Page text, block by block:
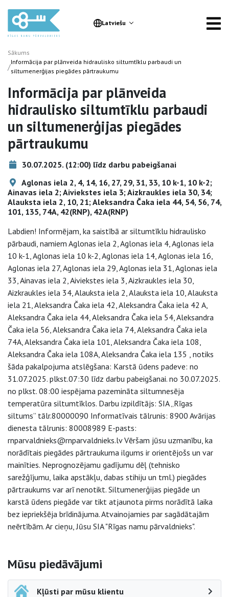
Latviešu
Sākums
/Informācija par plānveida hidraulisko siltumtīklu parbaudi un
siltumenerģijas piegādes pārtraukumu
Informācija par plānveida
hidraulisko siltumtīklu parbaudi
un siltumenerģijas piegādes
pārtraukumu
30.07.2025. (12:00) līdz darbu pabeigšanai
Aglonas iela 2, 4, 14, 16, 27, 29, 31, 33, 10 k-1, 10 k-2;
Ainavas iela 2; Aiviekstes iela 3; Aizkraukles iela 30, 34;
Alauksta iela 2, 10, 21; Aleksandra Čaka iela 44, 54, 56, 74,
101, 135, 74A, 42(RNP), 42A(RNP)
Labdien! Informējam, ka saistībā ar siltumtīklu hidraulisko
pārbaudi, namiem Aglonas iela 2, Aglonas iela 4, Aglonas iela
10 k-1, Aglonas iela 10 k-2, Aglonas iela 14, Aglonas iela 16,
Aglonas iela 27, Aglonas iela 29, Aglonas iela 31, Aglonas iela
33, Ainavas iela 2, Aiviekstes iela 3, Aizkraukles iela 30,
Aizkraukles iela 34, Alauksta iela 2, Alauksta iela 10, Alauksta
iela 21, Aleksandra Čaka iela 42, Aleksandra Čaka iela 42 A,
Aleksandra Čaka iela 44, Aleksandra Čaka iela 54, Aleksandra
Čaka iela 56, Aleksandra Čaka iela 74, Aleksandra Čaka iela
74A, Aleksandra Čaka iela 101, Aleksandra Čaka iela 108,
Aleksandra Čaka iela 108A, Aleksandra Čaka iela 135 , notiks
šāda pakalpojuma atslēgšana: Karstā ūdens padeve: no
31.07.2025. plkst.07:30 līdz darbu pabeigšanai. no 30.07.2025.
no plkst. 08:00 iespējama pazemināta siltumnesēja
temperatūra siltumtīklos. Darbu izpildītājs: SIA „Rīgas
siltums” tālr.80000090 Informatīvais tālrunis: 8900 Avārijas
dienesta tālrunis: 80008989 E-pasts:
rnparvaldnieks@rnparvaldnieks.lv Vēršam jūsu uzmanību, ka
norādītais piegādes pārtraukuma ilgums ir orientējošs un var
mainīties. Neprognozējamu gadījumu dēļ (tehnisko
sarežģījumu, laika apstākļu, dabas stihiju un tml.) piegādes
pārtraukums var arī nenotikt. Siltumenerģijas piegāde un
karstā ūdens piegāde var tikt atjaunota pirms norādītā laika
bez iepriekšēja brīdinājuma. Atvainojamies par sagādātajām
neērtībām. Ar cieņu, Jūsu SIA "Rīgas namu pārvaldnieks".
Sāna navigācija
Mūsu piedāvājumi
Kļūsti par mūsu klientu